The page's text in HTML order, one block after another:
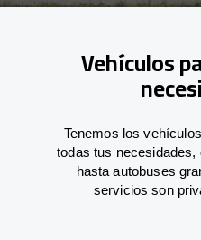
Vehículos
Tenemos los
todas tus
hasta autobuses
servicios son